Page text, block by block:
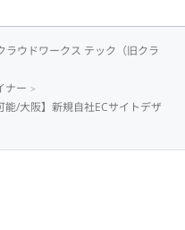
ラウドワークス テック（旧クラ
ナー
能/大阪】新規自社ECサイトデザ